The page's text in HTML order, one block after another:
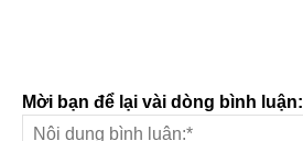
Mời bạn để lại vài dòng bình luận: